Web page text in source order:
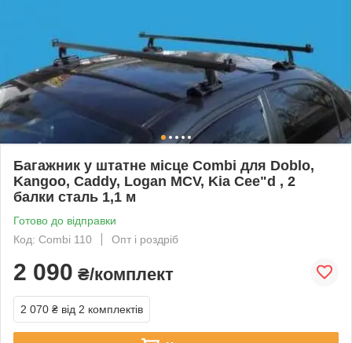
Багажник у штатне місце Combi для Doblo,
Kangoo, Caddy, Logan MCV, Kia Cee"d , 2
балки сталь 1,1 м
Готово до відправки
Код: Combi 110
Опт і роздріб
2 090 ₴/комплект
2 070 ₴ від 2 комплектів